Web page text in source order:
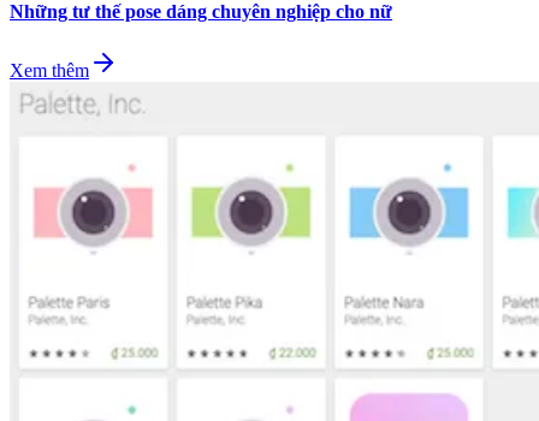
Những tư thế pose dáng chuyên nghiệp cho nữ
Xem thêm